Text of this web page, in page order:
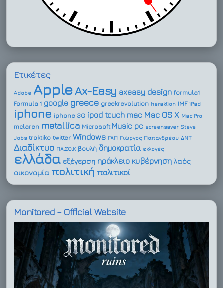
Ετικέτες
Adobe AppleAx-Easy axeasy design formula1
Formula 1 google greece greekrevolution heraklion IMF iPad
iphone iphone 3G ipod touch mac Mac OS X Mac Pro
mclaren metallica Microsoft Music pc screensaver Steve
Jobs troktiko twitter Windows ΓΑΠ Γιώργος Παπανδρέου ΔΝΤ
Διαδίκτυο ΠΑ.ΣΟ.Κ βουλή δημοκρατία εκλογές
ελλάδα εξέγερση ηράκλειο κυβέρνηση λαός
οικονομία πολιτική πολιτικοί
Monitored – Official Website